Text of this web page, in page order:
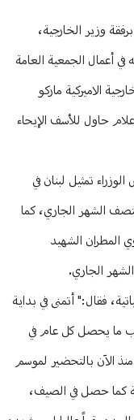
وزير الخارجية،
أعمال الجمعية العامة
الاميركية ماركو
حاول للأسف الإيحاء
تمثيل لبنان في
الشهر الجاري، كما
المطران الشهيد
الجاري.
فقال:" أتمنى في بداية
ما يحصل كل عام في
منذ الآن بالتحضير لموسم
كما حصل في الصيف،